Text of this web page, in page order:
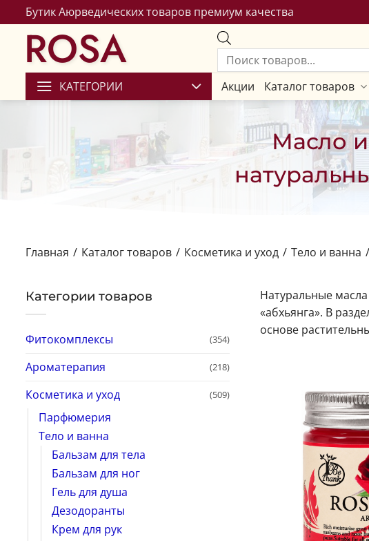
Бутик Аюрведических товаров премиум качества
ROSA
КАТЕГОРИИ Акции Каталог товаров
Масло
Главная / Каталог товаров / Косметика и уход / Тело и ванна /
Категории товаров
Фитокомплексы (354)
Ароматерапия (218)
Косметика и уход (509)
Парфюмерия
Тело и ванна
Бальзам для тела
Бальзам для ног
Гель для душа
Дезодоранты
Крем для рук
Натуральные
«абхьянга». В
основе